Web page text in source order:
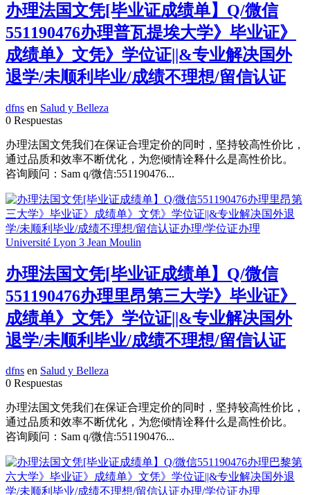
办理法国文凭[毕业证成绩单】Q/微信
551190476办理普瓦提埃大学》毕业证》
成绩单》文凭》学位证||&专业解决国外
退学/未顺利毕业/成绩不理想/留信认证
dfns en Salud y Belleza
0 Respuestas
办理法国文凭我们在保证合理定价的同时，坚持较高性价比，
通过品质和效率不断优化，为您倾情诠释什么是高性价比。
咨询顾问：Sam q/微信:551190476...
办理法国文凭[毕业证成绩单】Q/微信
551190476办理里昂第三大学》毕业证》
成绩单》文凭》学位证||&专业解决国外
退学/未顺利毕业/成绩不理想/留信认证
dfns en Salud y Belleza
0 Respuestas
办理法国文凭我们在保证合理定价的同时，坚持较高性价比，
通过品质和效率不断优化，为您倾情诠释什么是高性价比。
咨询顾问：Sam q/微信:551190476...